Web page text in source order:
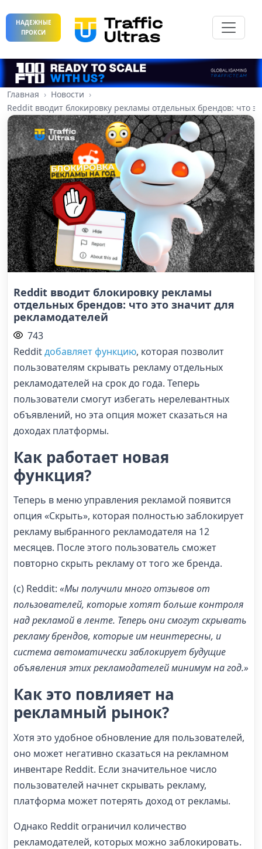
НАДЕЖНЫЕ
ПРОКСИ
Главная
Новости
Reddit вводит блокировку рекламы отдельных брендов: что
Reddit вводит блокировку рекламы
отдельных брендов: что это значит для
рекламодателей
743
Redditдобавляет функцию, которая позволит
пользователям скрывать рекламу отдельных
рекламодателей на срок до года. Теперь
пользователи смогут избегать нерелевантных
объявлений, но эта опция может сказаться на
доходах платформы.
Как работает новая
функция?
Теперь в меню управления рекламой появится
опция «Скрыть», которая полностью заблокирует
рекламу выбранного рекламодателя на 12
месяцев. После этого пользователь сможет
повторно скрыть рекламу от того же бренда.
(с) Reddit: «Мы получили много отзывов от
пользователей, которые хотят больше контроля
над рекламой в ленте. Теперь они смогут скрывать
рекламу брендов, которые им неинтересны, и
система автоматически заблокирует будущие
объявления этих рекламодателей минимум на год.»
Как это повлияет на
рекламный рынок?
Хотя это удобное обновление для пользователей,
оно может негативно сказаться на рекламном
инвентаре Reddit. Если значительное число
пользователей начнет скрывать рекламу,
платформа может потерять доход от рекламы.
Однако Reddit ограничил количество
рекламодателей, которых можно заблокировать.